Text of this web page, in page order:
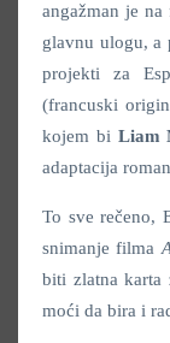
angažman je na
glavnu ulogu, a
projekti za
(francuski
kojem bi Liam
adaptacija
To sve rečeno,
snimanje filma
biti zlatna karta
moći da bira i